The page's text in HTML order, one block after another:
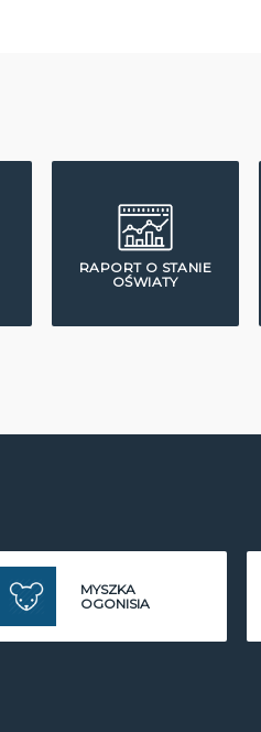
RAPORT O STANIE
OŚWIATY
MYSZKA
OGONISIA